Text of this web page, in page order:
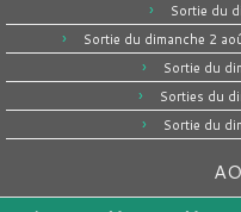
Sortie du
Sortie du dimanche 2
Sortie du
Sorties du
Sortie du